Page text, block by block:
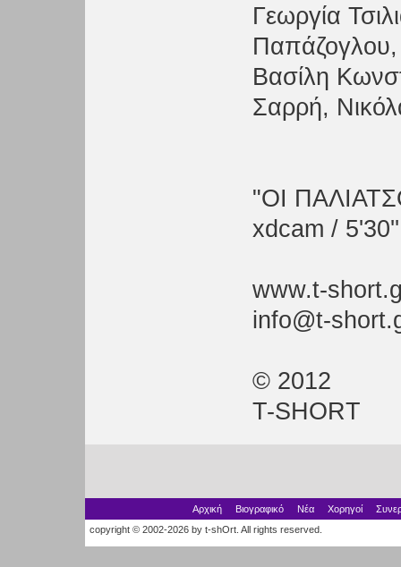
Γεωργία
Παπάζογλου,
Βασίλη
Σαρρή,
"ΟΙ
xdcam /
www.t-
info@t-
© 2012
T-SHORT
Αρχική Βιογραφικό Νέα Χορηγοί
copyright © 2002-2026 by t-shOrt. All rights reserved.